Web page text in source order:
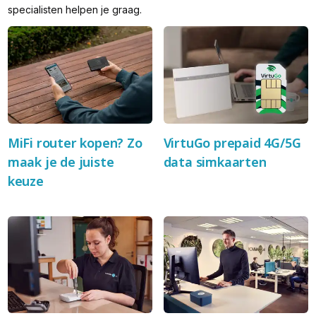
specialisten helpen je graag.
MiFi router kopen? Zo
maak je de juiste
keuze
VirtuGo prepaid 4G/5G
data simkaarten